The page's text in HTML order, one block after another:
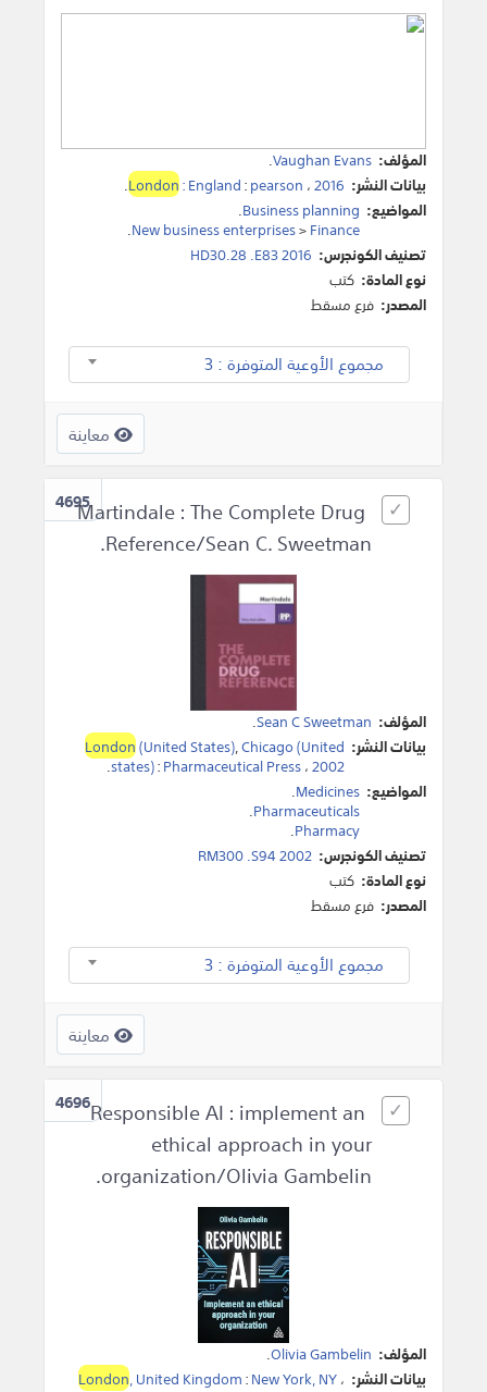
المؤلف: Vaughan Evans
.
بيانات النشر:
London: England:pearson ،2016
.
المواضيع: Business planning
.
New business enterprises>Finance
.
تصنيف الكونجرس: HD30.28 .E83 2016
نوع المادة: كتب
المصدر: فرع مسقط
مجموع الأوعية المتوفرة : 3
معاينة
4695Martindale : The Complete Drug
Reference/Sean C. Sweetman.
المؤلف: Sean C Sweetman
.
بيانات النشر:
London(United States),Chicago (United
states):Pharmaceutical Press،2002
.
المواضيع: Medicines
.
Pharmaceuticals
.
Pharmacy
.
تصنيف الكونجرس: RM300 .S94 2002
نوع المادة: كتب
المصدر: فرع مسقط
مجموع الأوعية المتوفرة : 3
معاينة
4696Responsible AI : implement an
ethical approach in your
organization/Olivia Gambelin.
المؤلف: Olivia Gambelin
.
بيانات النشر:
London, United Kingdom:New York, NY،